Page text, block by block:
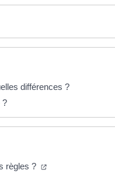
différences ?
?
règles ?